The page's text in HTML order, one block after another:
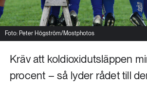
Social hållbarhet
Transport
Vatten
939 ARTIKLAR
Livsstil & konsumtion
612 ARTIKLAR
Foto: Peter Högström/Mostphotos
Kräv att koldioxidutsläppen
procent – så lyder rådet till